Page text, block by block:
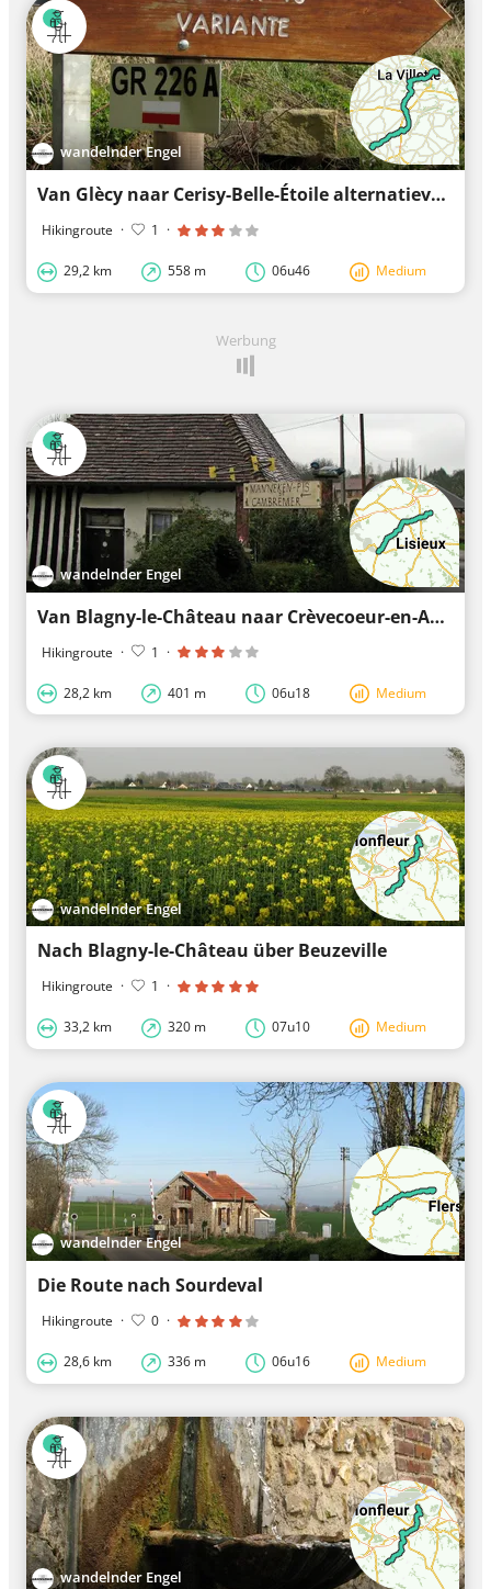
wandelnder Engel
Van Glècy naar Cerisy-Belle-Étoile alternatieve Santiago kustroute
Hikingroute · 1 ·
29,2 km 558 m 06u46 Medium
Werbung
wandelnder Engel
Van Blagny-le-Château naar Crèvecoeur-en-Auge alternatieve Santiago kustroute
Hikingroute · 1 ·
28,2 km 401 m 06u18 Medium
wandelnder Engel
Nach Blagny-le-Château über Beuzeville
Hikingroute · 1 ·
33,2 km 320 m 07u10 Medium
wandelnder Engel
Die Route nach Sourdeval
Hikingroute · 0 ·
28,6 km 336 m 06u16 Medium
wandelnder Engel